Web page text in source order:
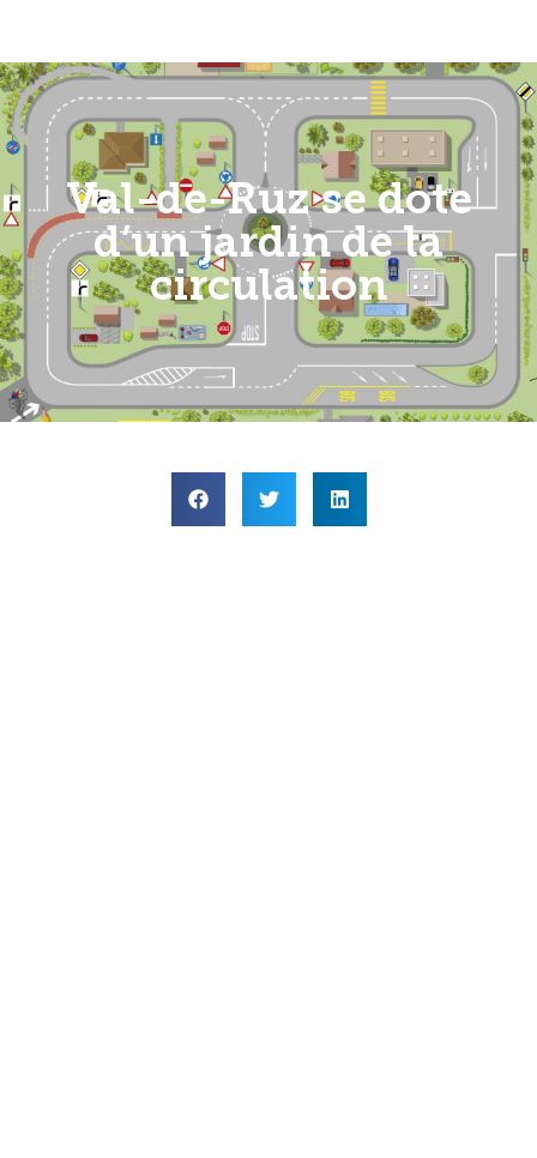
Val-de-Ruz se dote
d’un jardin de la
circulation